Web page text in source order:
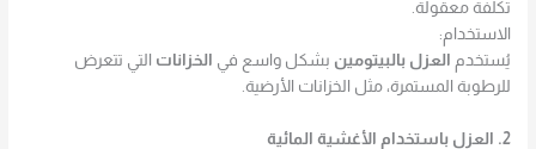
تكلفة معقولة.
الاستخدام:
يُستخدم
العزل بالبيتومين بشكل واسع في الخزانات التي تتعرض
للرطوبة المستمرة، مثل الخزانات الأرضية.
2. العزل باستخدام الأغشية المائية